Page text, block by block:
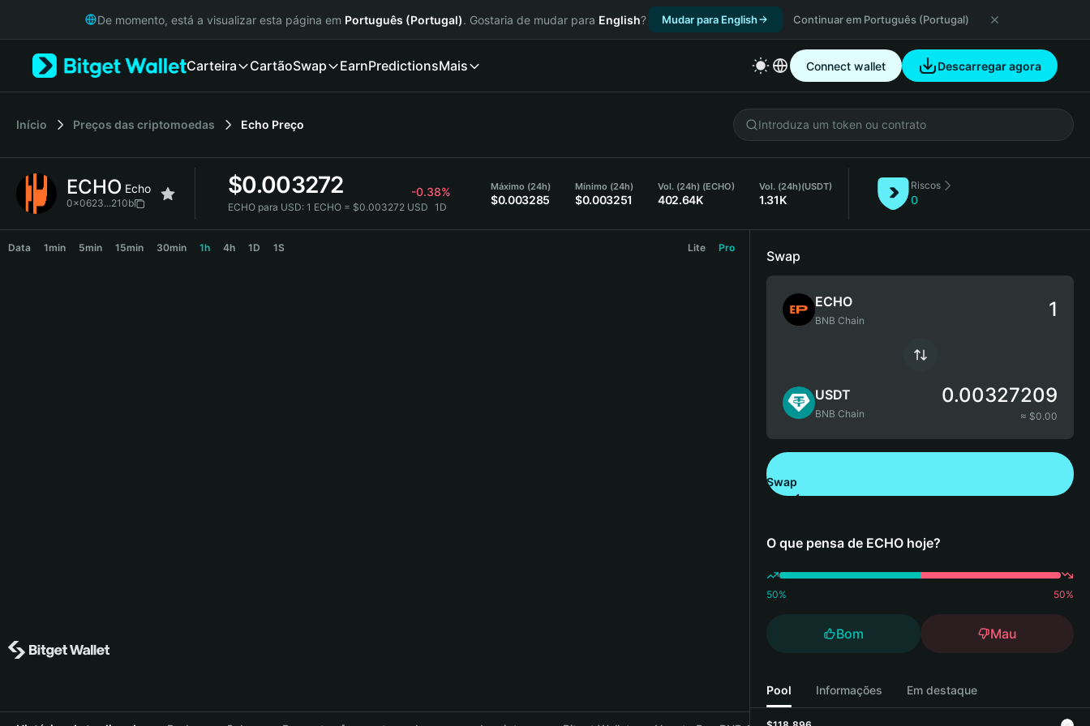
Русский
Italiano
简体中文
繁體中文
Bahasa Indonesia
De momento, está a visualizar esta página em Português (Portugal). Gostaria de mudar para English? Mudar para English Continuar em Português (Portugal)
Carteira CartãoSwap EarnPredictionsMais Connect wallet Descarregar agora
Início Preços das criptomoedas Echo Preço
ECHO Echo
0x0623...210b
$0.003272 -0.38%
ECHO para USD: 1 ECHO = $0.003272 USD 1D
Máximo (24h)
$0.003285
Mínimo (24h)
$0.003251
Vol. (24h) (ECHO)
402.64K
Vol. (24h)(USDT)
1.31K
Riscos
0
Data 1min 5min 15min 30min 1h 4h 1D 1S Lite Pro
Swap
ECHO
BNB Chain
USDT
BNB Chain
0.00327209
≈ $0.00
Swap
O que pensa de ECHO hoje?
50% 50%
Bom Mau
Pool Informações Em destaque